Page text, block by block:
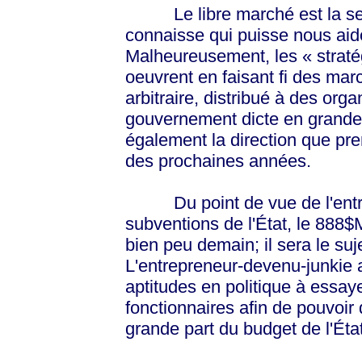
Le libre marché est la
connaisse qui puisse nous
Malheureusement, les «
oeuvrent en faisant fi des
arbitraire, distribué à des
gouvernement dicte en
également la direction que
des prochaines années.
Du point de vue de
subventions de l'État, le
bien peu demain; il sera le
L'entrepreneur-devenu-
aptitudes en politique à
fonctionnaires afin de
grande part du budget de